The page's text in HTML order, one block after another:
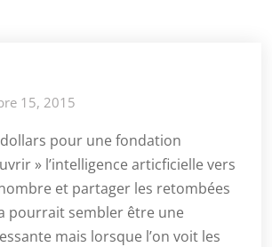
15, 2015
pour une fondation
» l’intelligence articficielle vers
et partager les retombées
pourrait sembler être une
mais lorsque l’on voit les